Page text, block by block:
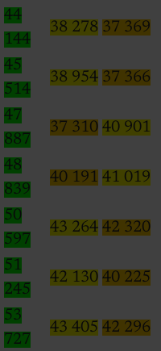
44
144
38 278 37 369
45
514
38 954 37 366
47
887
37 310 40 901
48
839
40 191 41 019
50
597
43 264 42 320
51
245
42 130 40 225
53
727
43 405 42 296